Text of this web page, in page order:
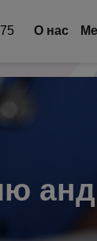
О нас